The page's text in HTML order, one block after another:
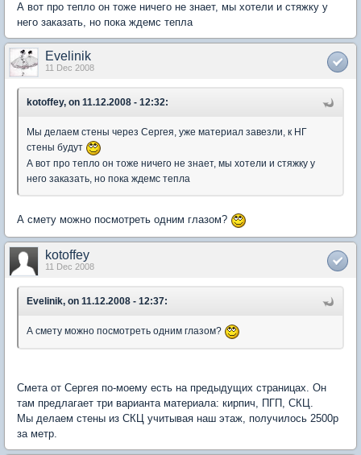
А вот про тепло он тоже ничего не знает, мы хотели и стяжку у
него заказать, но пока ждемс тепла
Evelinik
11 Dec 2008
kotoffey, on 11.12.2008 - 12:32:
Мы делаем стены через Сергея, уже материал завезли, к НГ
стены будут
А вот про тепло он тоже ничего не знает, мы хотели и стяжку у
него заказать, но пока ждемс тепла
А смету можно посмотреть одним глазом?
kotoffey
11 Dec 2008
Evelinik, on 11.12.2008 - 12:37:
А смету можно посмотреть одним глазом?
Смета от Сергея по-моему есть на предыдущих страницах. Он
там предлагает три варианта материала: кирпич, ПГП, СКЦ.
Мы делаем стены из СКЦ учитывая наш этаж, получилось 2500р
за метр.